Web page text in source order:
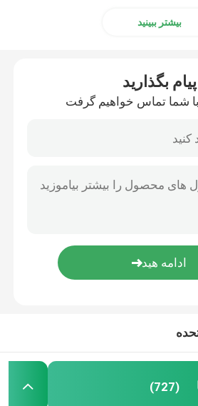
روشنایی
و چرخ دار
بیشتر ببینید
پیام بگذارید
شما تماس خواهیم گرفت
(727)